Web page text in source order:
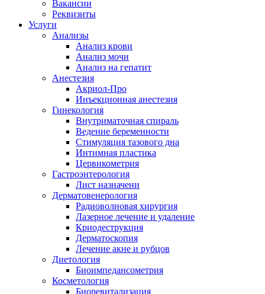
Вакансии
Реквизиты
Услуги
Анализы
Анализ крови
Анализ мочи
Анализ на гепатит
Анестезия
Акриол-Про
Инъекционная анестезия
Гинекология
Внутриматочная спираль
Ведение беременности
Стимуляция тазового дна
Интимная пластика
Цервикометрия
Гастроэнтерология
Лист назначени
Дерматовенерология
Радиоволновая хирургия
Лазерное лечение и удаление
Криодеструкция
Дерматоскопия
Лечение акне и рубцов
Диетология
Биоимпедансометрия
Косметология
Биоревитализация